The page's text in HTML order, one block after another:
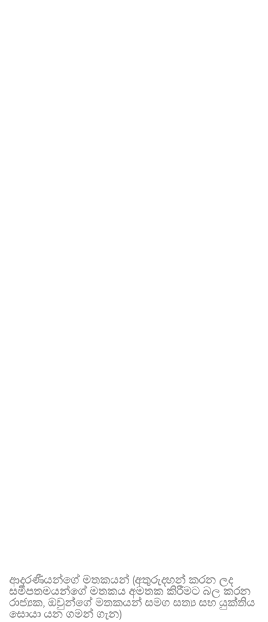
ආදරණීයන්ගේ මතකයන් (අතුරුදහන් කරන ලද
සමීපතමයන්ගේ මතකය අමතක කිරීමට බල කරන
රාජ්‍යක, ඔවුන්ගේ මතකයන් සමග සත්‍ය සහ යුක්තිය
සොයා යන ගමන් ගැන)